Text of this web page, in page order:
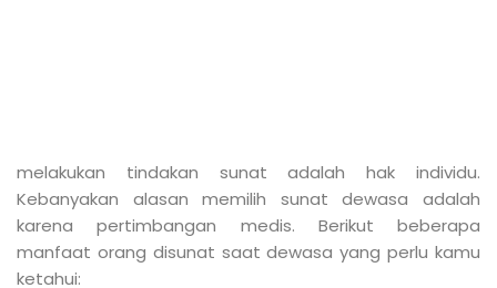
Melakukan Sunat Dewasa
Sebelum disunat terutama pada usia dewasa, maka
ada beberapa persiapan, seperti: